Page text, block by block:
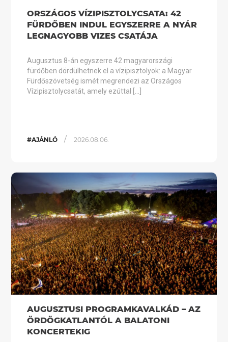
ORSZÁGOS VÍZIPISZTOLYCSATA: 42
FÜRDŐBEN INDUL EGYSZERRE A NYÁR
LEGNAGYOBB VIZES CSATÁJA
Augusztus 8-án egyszerre 42 magyarországi
fürdőben dördülhetnek el a vízipisztolyok: a Magyar
Fürdőszövetség ismét megrendezi az Országos
Vízipisztolycsatát, amely ezúttal […]
#AJÁNLÓ / 2026.08.06.
AUGUSZTUSI PROGRAMKAVALKÁD – AZ
ÖRDÖGKATLANTÓL A BALATONI
KONCERTEKIG